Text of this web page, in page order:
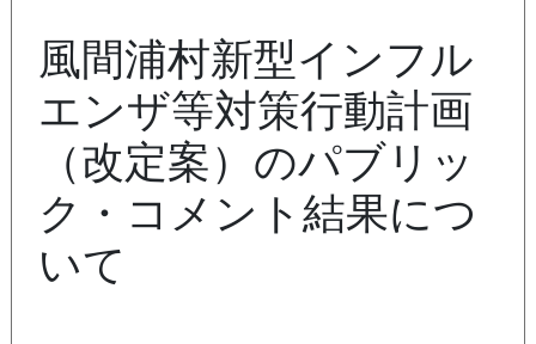
風間浦村新型インフル
エンザ等対策行動計画
（改定案）のパブリッ
ク・コメント結果につ
いて